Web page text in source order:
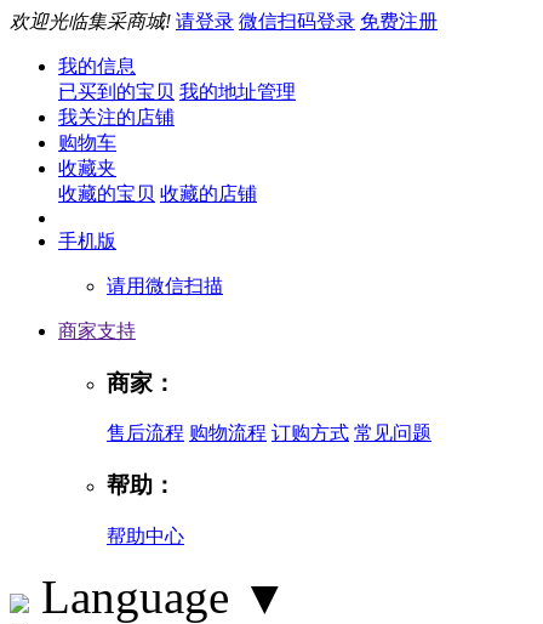
欢迎光临集采商城! 请登录 微信扫码登录 免费注册
我的信息
已买到的宝贝 我的地址管理
我关注的店铺
购物车
收藏夹
收藏的宝贝 收藏的店铺
手机版
请用微信扫描
商家支持
商家：
售后流程 购物流程 订购方式 常见问题
帮助：
帮助中心
Language ▼